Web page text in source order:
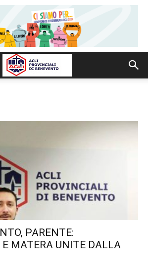
PARENTE:
E MATERA UNITE DALLA